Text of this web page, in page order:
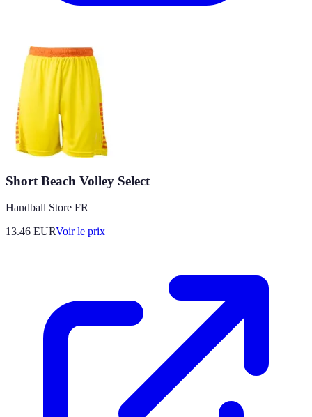
Short Beach Volley Select
Handball Store FR
13.46 EURVoir le prix